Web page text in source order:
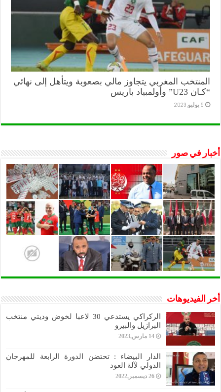
المنتخب المغربي يتجاوز مالي بصعوبة ويتأهل إلى نهائي
“كـان U23” وأولمبياد باريس
5 يوليو,2023
أخبار في صور
أخر الفيديوهات
الركراكي يستدعي 30 لاعبا لخوض وديتي منتخب
البرازيل والبيرو
14 مارس,2023
الدار البيضاء : تحتضن الدورة الرابعة للمهرجان
الدولي لآلة العود
26 ديسمبر,2022